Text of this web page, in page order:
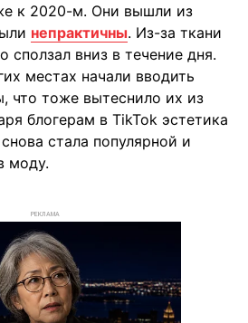
к 2020-м. Они вышли из
непрактичны. Из-за ткани
сползал вниз в течение дня.
местах начали вводить
что тоже вытеснило их из
блогерам в TikTok эстетика
стала популярной и
моду.
РЕКЛАМА